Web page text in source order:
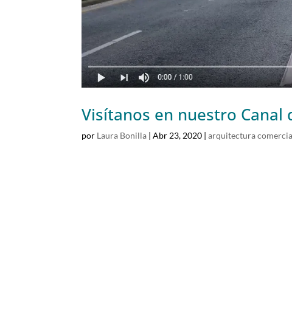
Visítanos en nuestro Canal
por Laura Bonilla |Abr 23, 2020 |arquitectura